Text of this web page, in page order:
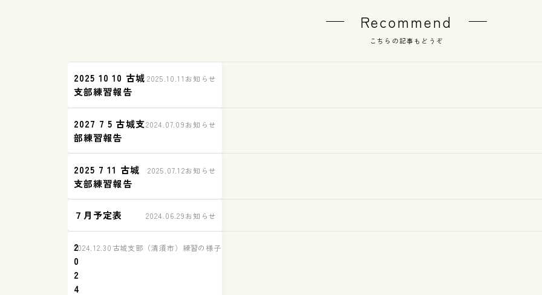
Recommend
こちらの記事もどうぞ
2025 10 10 古城
支部練習報告
2025.10.11 お知らせ
2027 7 5 古城支
部練習報告
2024.07.09お知らせ
2025 7 11 古城
支部練習報告
2025.07.12お知らせ
７月予定表 2024.06.29お知らせ
2
0
2
4
2024.12.30 古城支部（清須市）練習の様子